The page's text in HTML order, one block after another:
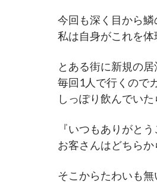
今回も深く目から鱗
私は自身がこれを
とある街に新規の居
毎回1人で行くので
しっぽり飲んでいた
『いつもありがとう
お客さんはどちらか
そこからたわいも無